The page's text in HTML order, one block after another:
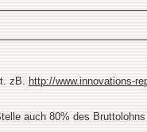
zB. http://www.innovations-
auch 80% des